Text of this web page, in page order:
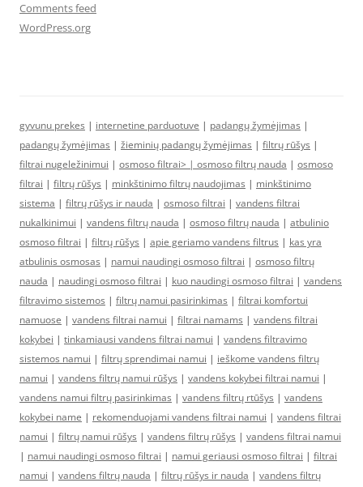
Comments feed
WordPress.org
gyvunu prekes | internetine parduotuve | padangų žymėjimas |
padangų žymėjimas | žieminių padangų žymėjimas | filtrų rūšys |
filtrai nugeležinimui | osmoso filtrai> | osmoso filtrų nauda | osmoso
filtrai | filtrų rūšys | minkštinimo filtrų naudojimas | minkštinimo
sistema | filtrų rūšys ir nauda | osmoso filtrai | vandens filtrai
nukalkinimui | vandens filtrų nauda | osmoso filtrų nauda | atbulinio
osmoso filtrai | filtrų rūšys | apie geriamo vandens filtrus | kas yra
atbulinis osmosas | namui naudingi osmoso filtrai | osmoso filtrų
nauda | naudingi osmoso filtrai | kuo naudingi osmoso filtrai | vandens
filtravimo sistemos | filtrų namui pasirinkimas | filtrai komfortui
namuose | vandens filtrai namui | filtrai namams | vandens filtrai
kokybei | tinkamiausi vandens filtrai namui | vandens filtravimo
sistemos namui | filtrų sprendimai namui | ieškome vandens filtrų
namui | vandens filtrų namui rūšys | vandens kokybei filtrai namui |
vandens namui filtrų pasirinkimas | vandens filtrų rtūšys | vandens
kokybei name | rekomenduojami vandens filtrai namui | vandens filtrai
namui | filtrų namui rūšys | vandens filtrų rūšys | vandens filtrai namui
| namui naudingi osmoso filtrai | namui geriausi osmoso filtrai | filtrai
namui | vandens filtrų nauda | filtrų rūšys ir nauda | vandens filtrų